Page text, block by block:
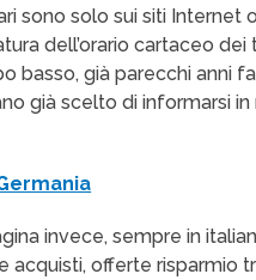
sono solo sui siti Internet
dell’orario cartaceo dei
basso, già parecchi anni
già scelto di informarsi
invece, sempre in
acquisti, offerte risparmio